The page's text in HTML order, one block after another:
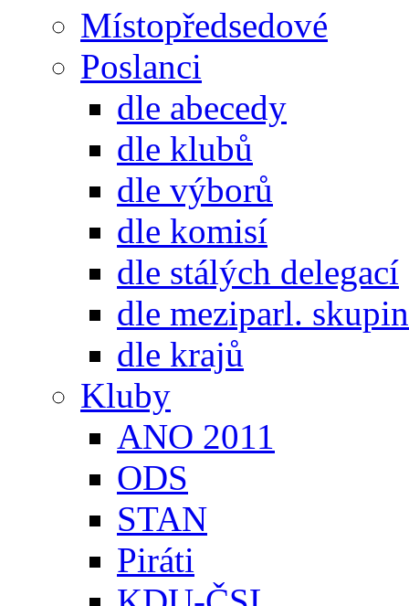
Místopředsedové
Poslanci
dle abecedy
dle klubů
dle výborů
dle komisí
dle stálých delegací
dle meziparl. skupin
dle krajů
Kluby
ANO 2011
ODS
STAN
Piráti